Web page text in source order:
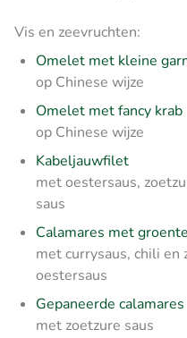
Vis en zeevruchten:
Omelet met kleine
op Chinese wijze
Omelet met fancy krab
op Chinese wijze
Kabeljauwfilet
met oestersaus,
saus
Calamares met
met currysaus, chili en
oestersaus
Gepaneerde calamares
met zoetzure saus